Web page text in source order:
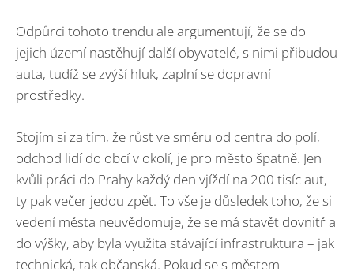
Odpůrci tohoto trendu ale argumentují, že se do
jejich území nastěhují další obyvatelé, s nimi přibudou
auta, tudíž se zvýší hluk, zaplní se dopravní
prostředky.
Stojím si za tím, že růst ve směru od centra do polí,
odchod lidí do obcí v okolí, je pro město špatně. Jen
kvůli práci do Prahy každý den vjíždí na 200 tisíc aut,
ty pak večer jedou zpět. To vše je důsledek toho, že si
vedení města neuvědomuje, že se má stavět dovnitř a
do výšky, aby byla využita stávající infrastruktura – jak
technická, tak občanská. Pokud se s městem